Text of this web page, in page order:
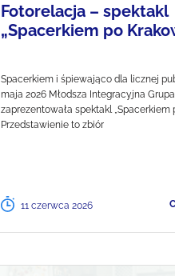
Fotorelacja – spektakl
„Spacerkiem po
Spacerkiem i śpiewająco dla licznej
maja 2026 Młodsza Integracyjna
zaprezentowała spektakl „Spacerkiem
Przedstawienie to zbiór
11 czerwca 2026